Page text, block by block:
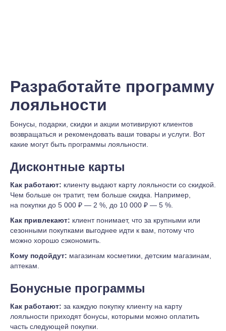
Разработайте программу
лояльности
Бонусы, подарки, скидки и акции мотивируют клиентов
возвращаться и рекомендовать ваши товары и услуги. Вот
какие могут быть программы лояльности.
Дисконтные карты
Как работают: клиенту выдают карту лояльности со скидкой.
Чем больше он тратит, тем больше скидка. Например,
на покупки до 5 000 ₽ — 2 %, до 10 000 ₽ — 5 %.
Как привлекают: клиент понимает, что за крупными или
сезонными покупками выгоднее идти к вам, потому что
можно хорошо сэкономить.
Кому подойдут: магазинам косметики, детским магазинам,
аптекам.
Бонусные программы
Как работают: за каждую покупку клиенту на карту
лояльности приходят бонусы, которыми можно оплатить
часть следующей покупки.